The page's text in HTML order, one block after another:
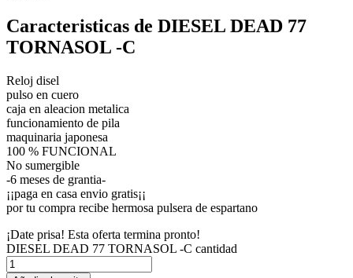
Caracteristicas de DIESEL DEAD 77
TORNASOL -C
Reloj disel
pulso en cuero
caja en aleacion metalica
funcionamiento de pila
maquinaria japonesa
100 % FUNCIONAL
No sumergible
-6 meses de grantia-
¡¡paga en casa envio gratis¡¡
por tu compra recibe hermosa pulsera de espartano
¡Date prisa! Esta oferta termina pronto!
DIESEL DEAD 77 TORNASOL -C cantidad